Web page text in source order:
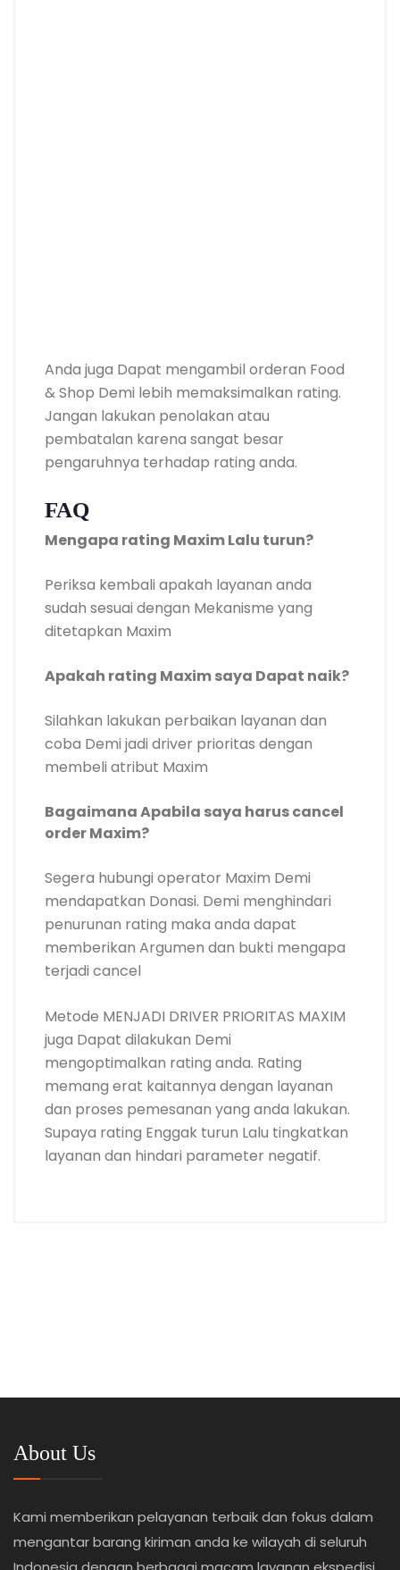
Anda juga Dapat mengambil orderan Food
& Shop Demi lebih memaksimalkan rating.
Jangan lakukan penolakan atau
pembatalan karena sangat besar
pengaruhnya terhadap rating anda.
FAQ
Mengapa rating Maxim Lalu turun?
Periksa kembali apakah layanan anda
sudah sesuai dengan Mekanisme yang
ditetapkan Maxim
Apakah rating Maxim saya Dapat naik?
Silahkan lakukan perbaikan layanan dan
coba Demi jadi driver prioritas dengan
membeli atribut Maxim
Bagaimana Apabila saya harus cancel
order Maxim?
Segera hubungi operator Maxim Demi
mendapatkan Donasi. Demi menghindari
penurunan rating maka anda dapat
memberikan Argumen dan bukti mengapa
terjadi cancel
Metode MENJADI DRIVER PRIORITAS MAXIM
juga Dapat dilakukan Demi
mengoptimalkan rating anda. Rating
memang erat kaitannya dengan layanan
dan proses pemesanan yang anda lakukan.
Supaya rating Enggak turun Lalu tingkatkan
layanan dan hindari parameter negatif.
About Us
Kami memberikan pelayanan terbaik dan fokus dalam
mengantar barang kiriman anda ke wilayah di seluruh